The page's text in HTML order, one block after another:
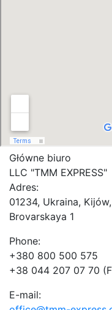
Główne biuro
LLC "ТММ EXPRESS"
Adres:
01234, Ukraina,
Brovarskaya 1
Phone:
+380 800 500 575
+38 044 207 07 70
E-mail: